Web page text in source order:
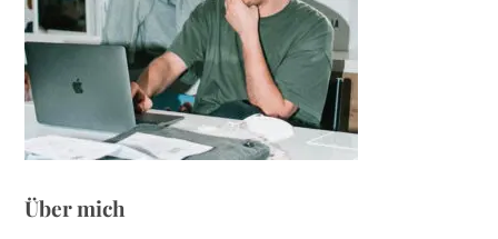
r
i
e
Über mich